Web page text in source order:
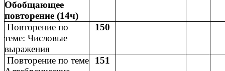
Обобщающее
повторение (14ч)
Повторение по
теме: Числовые
выражения
150
Повторение по теме
151